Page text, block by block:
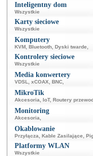
Inteligentny dom
Wszystkie
Karty sieciowe
Wszystkie
Komputery
KVM Bluetooth Dyski twarde
Kontrolery sieciowe
Wszystkie
Media konwertery
VDSL xCOAX BNC
MikroTik
Akcesoria IoT, Routery
Monitoring
Akcesoria
Okablowanie
Przyłącza Kable Zasilające
Platformy WLAN
Wszystkie